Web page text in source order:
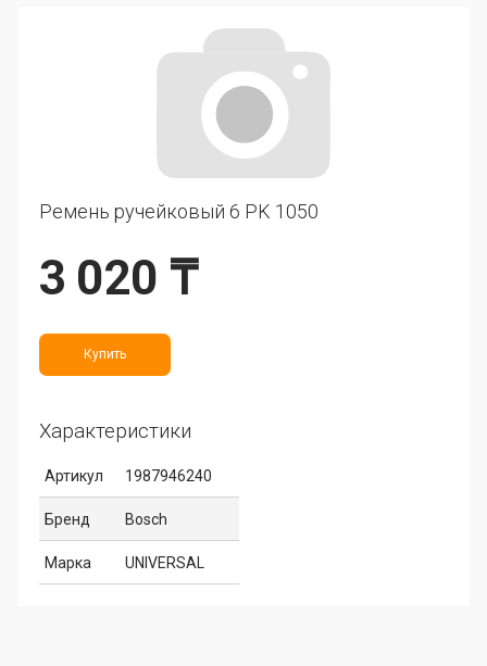
Ремень ручейковый 6 PK 1050
3 020 ₸
Купить
Характеристики
Артикул 1987946240
Бренд Bosch
Марка UNIVERSAL